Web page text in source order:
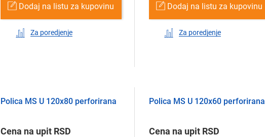
Dodaj na listu za kupovinu
Za poredjenje
Dodaj na listu za kupovinu
Za poredjenje
Polica MS U 120х80 perforirana
Cena na upit RSD
Polica MS U 120х60 perforirana
Cena na upit RSD